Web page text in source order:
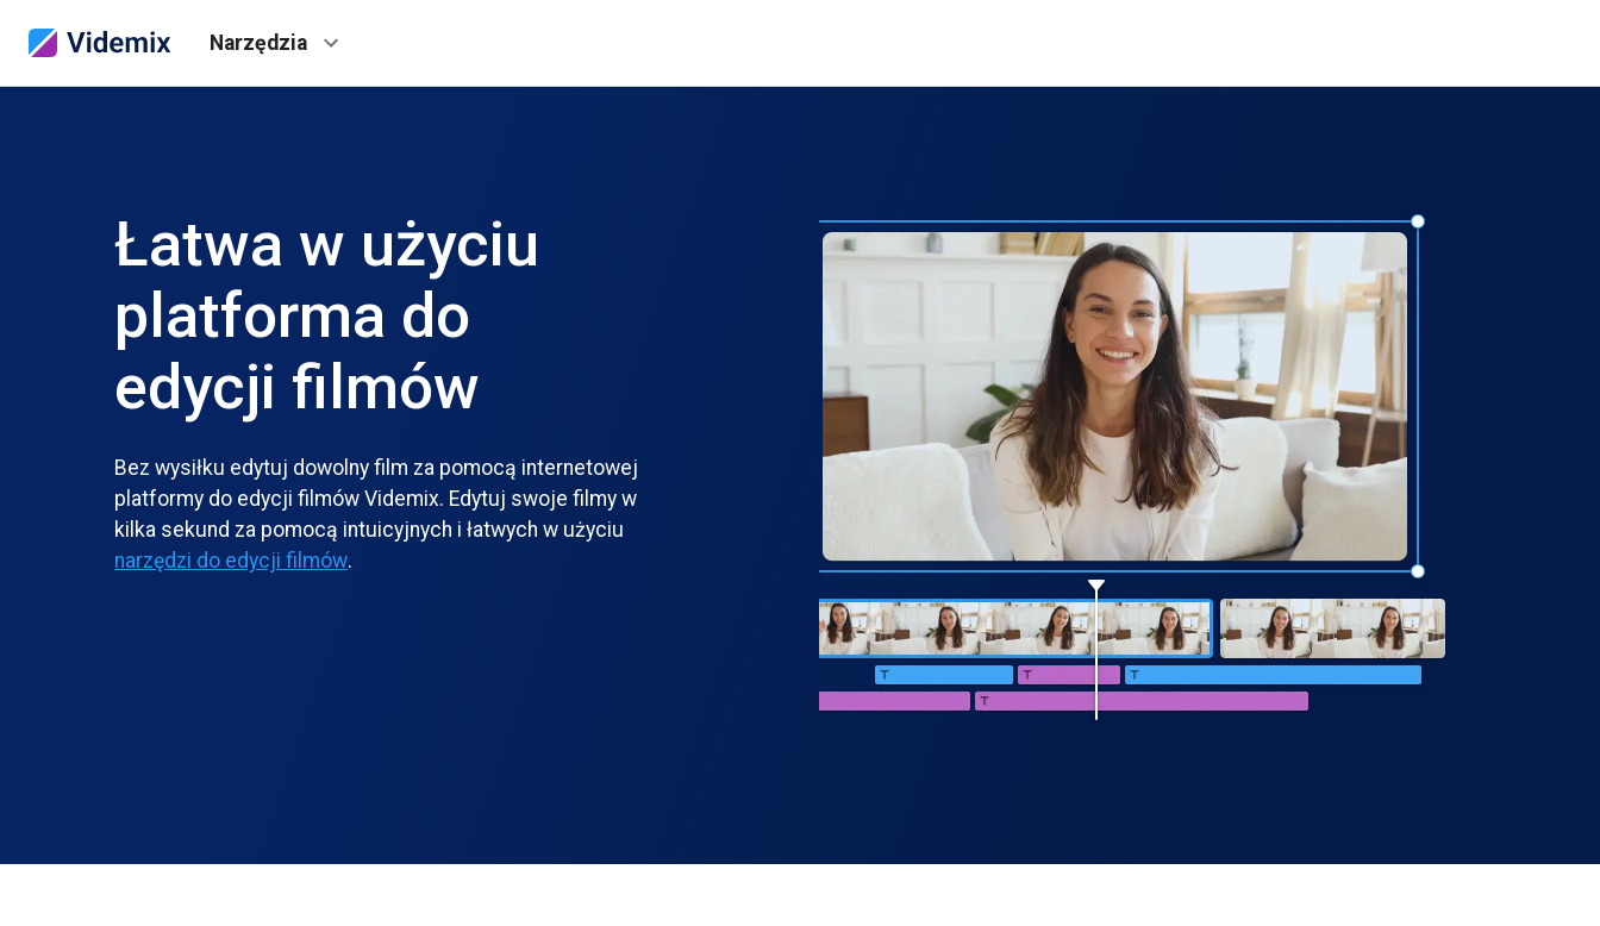
Narzędzia
Łatwa w użyciu
platforma do
edycji filmów
Bez wysiłku edytuj dowolny film za pomocą internetowej
platformy do edycji filmów Videmix. Edytuj swoje filmy w
kilka sekund za pomocą intuicyjnych i łatwych w użyciu
narzędzi do edycji filmów.